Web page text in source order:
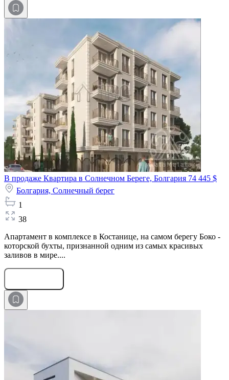
В продаже Квартира в Солнечном Береге, Болгария 74 445 $
Болгария, Солнечный берег
1
38
Апартамент в комплексе в Костанице, на самом берегу Боко -
которской бухты, признанной одним из самых красивых
заливов в мире....